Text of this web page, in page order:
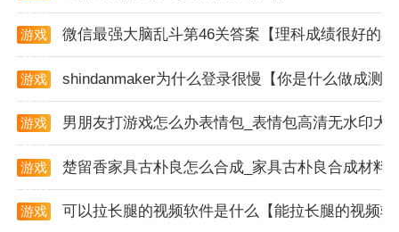
面的二胡知识介绍与学习。
3. 互动平台：用户可以在论坛内书写日志，交流心得，
4. 优秀作品秀：展示二胡爱好者的各类优秀作品，让用
户沉醉在二胡的世界中。
游戏
微信最强大脑乱斗第46关答案【理科成绩很好的
游戏
shindanmaker为什么登录很慢【你是什么做成测
游戏
男朋友打游戏怎么办表情包_表情包高清无水印大
游戏
楚留香家具古朴良怎么合成_家具古朴良合成材料
游戏
可以拉长腿的视频软件是什么【能拉长腿的视频